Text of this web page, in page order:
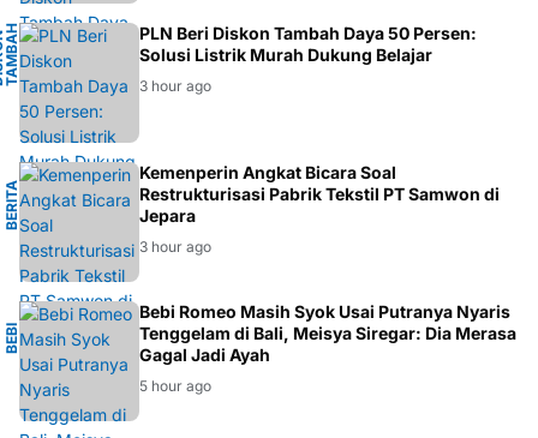
B
HA
PLN Beri Diskon Tambah Daya 50 Persen:
Solusi Listrik Murah Dukung Belajar
3 hour ago
B
E
R
I
T
A
E
K
O
N
O
MI
Kemenperin Angkat Bicara Soal
Restrukturisasi Pabrik Tekstil PT Samwon di
Jepara
3 hour ago
B
E
B
I
R
O
M
EO
Bebi Romeo Masih Syok Usai Putranya Nyaris
Tenggelam di Bali, Meisya Siregar: Dia Merasa
Gagal Jadi Ayah
5 hour ago